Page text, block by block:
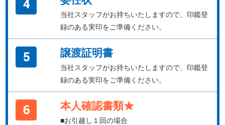
当社スタッフがお持ちいたしますので、印鑑登
録のある実印をご準備ください。
譲渡証明書
当社スタッフがお持ちいたしますので、印鑑登
録のある実印をご準備ください。
本人確認書類★
■お引越し１回の場合